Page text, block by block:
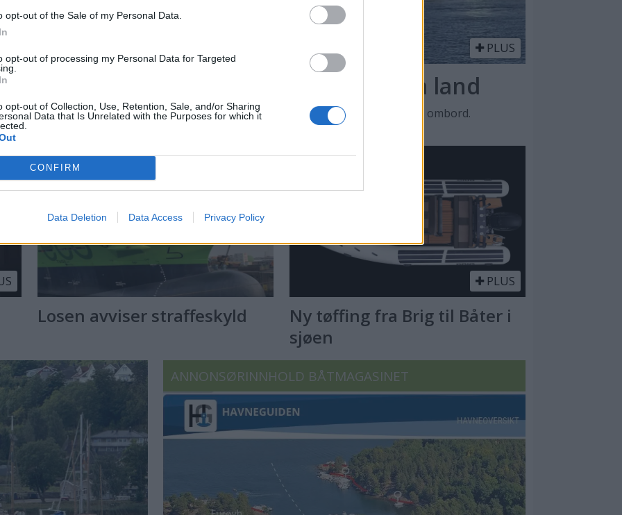
opt-out of the Sale of my Personal Data.
opt-out of processing my Personal Data for Targeted
opt-out of Collection, Use, Retention, Sale, and/or Sharing
Data that Is Unrelated with the Purposes for which it
CONFIRM
Data Deletion Data Access Privacy Policy
på Valle. Denne båten
kroner.
PLUS
Kaptein sovnet, ferge på land
Byfergen i Fredrikstad på land med seks passasjer ombord.
Losen avviser straffeskyld
PLUS
Ny tøffing fra Brig til Båter i
sjøen
ANNONSØRINNHOLD BÅTMAGASINET